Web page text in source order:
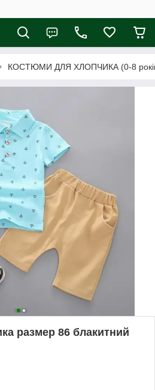
КОСТЮМИ ДЛЯ ХЛОПЧИКА (0-8
размер 86 блакитний